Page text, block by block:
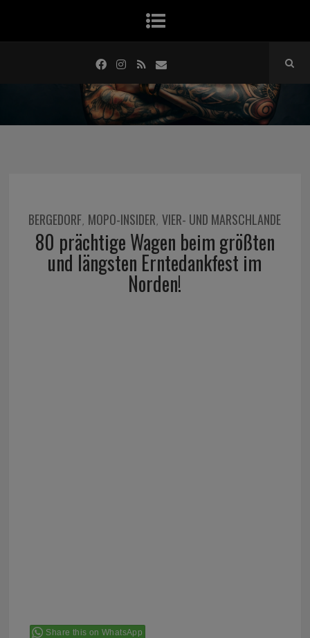
BERGEDORF, MOPO-INSIDER, VIER- UND MARSCHLANDE
80 prächtige Wagen beim größten
und längsten Erntedankfest im
Norden!
Share this on WhatsApp